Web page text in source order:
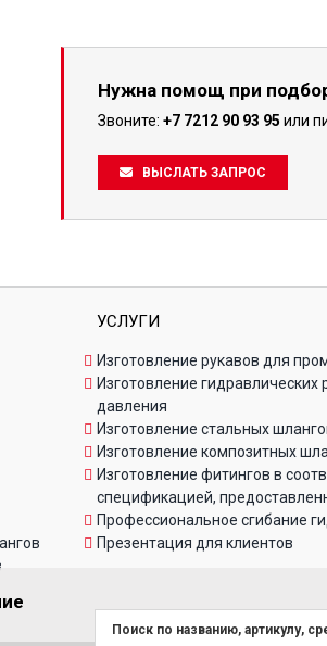
Нужна помощ при
Звоните: +7 7212 90 93 95или
ВЫСЛАТЬ ЗАПРОС
УСЛУГИ
Изготовление рукавов для
Изготовление гидравлических
давления
Изготовление стальных
Изготовление композитных
Изготовление фитингов в
спецификацией,
Профессиональное сгибание
Презентация для клиентов